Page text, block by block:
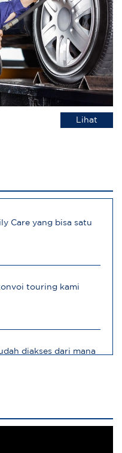
Lihat
Care yang bisa satu
touring kami
diakses dari mana